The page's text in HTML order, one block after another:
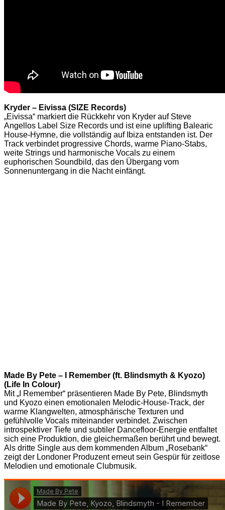
Kryder – Eivissa (SIZE Records)
„Eivissa“ markiert die Rückkehr von Kryder auf Steve
Angellos Label Size Records und ist eine uplifting Balearic
House-Hymne, die vollständig auf Ibiza entstanden ist. Der
Track verbindet progressive Chords, warme Piano-Stabs,
weite Strings und harmonische Vocals zu einem
euphorischen Soundbild, das den Übergang vom
Sonnenuntergang in die Nacht einfängt.
Made By Pete – I Remember (ft. Blindsmyth & Kyozo)
(Life In Colour)
Mit „I Remember“ präsentieren Made By Pete, Blindsmyth
und Kyozo einen emotionalen Melodic-House-Track, der
warme Klangwelten, atmosphärische Texturen und
gefühlvolle Vocals miteinander verbindet. Zwischen
introspektiver Tiefe und subtiler Dancefloor-Energie entfaltet
sich eine Produktion, die gleichermaßen berührt und bewegt.
Als dritte Single aus dem kommenden Album „Rosebank“
zeigt der Londoner Produzent erneut sein Gespür für zeitlose
Melodien und emotionale Clubmusik.